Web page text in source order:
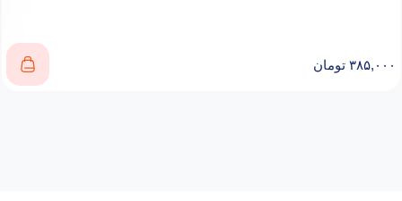
۳۸۵,۰۰۰ تومان